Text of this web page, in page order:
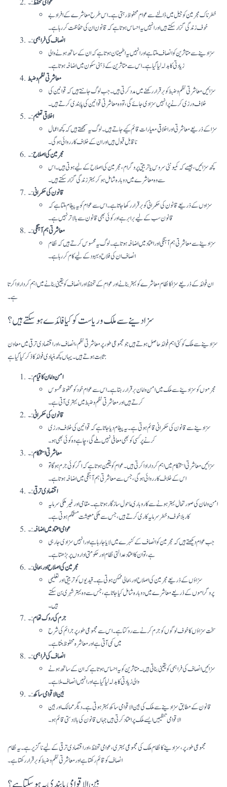
عوامی تحفظ:۔
خطرناک مجرمین کو جیل میں ڈالنے سے عوام محفوظ رہتی ہے۔ اس طرح معاشرے کے افراد بے
خوف زندگی گزار سکتے ہیں اور انہیں یہ احساس ہوتا ہے کہ قانون ان کی حفاظت کر رہا ہے۔
انصاف کی فراہمی:۔
سزا دینے سے متاثرین کو انصاف ملتا ہے اور انہیں یہ اطمینان ہوتا ہے کہ ان کے ساتھ ہونے والی
زیادتی کا بدلہ لیا گیا ہے۔ اس سے متاثرین کے ذہنی سکون میں اضافہ ہوتا ہے۔
معاشرتی نظم و ضبط
سزائیں معاشرتی نظم و ضبط کو برقرار رکھنے میں مدد کرتی ہیں۔ جب لوگ جانتے ہیں کہ قوانین کی
خلاف ورزی کرنے پر انہیں سزا دی جائے گی، تو وہ معاشرتی قوانین کی پابندی کرتے ہیں۔
اخلاقی تعلیم:۔
سزا کے ذریعے معاشرتی اور اخلاقی معیارات قائم کیے جاتے ہیں۔ لوگ یہ سمجھتے ہیں کہ کچھ اعمال
ناقابل قبول ہیں اور ان کے خلاف کارروائی ہوگی۔
مجرمین کی اصلاح:۔
کچھ سزائیں، جیسے کہ کمیونٹی سروس یا تربیتی پروگرام، مجرمین کی اصلاح کے لیے ہوتی ہیں۔ اس
سے وہ معاشرے میں دوبارہ شامل ہو کر بہتر زندگی گزار سکتے ہیں۔
قانون کی حکمرانی:۔
سزاوں کے ذریعے قانون کی حکمرانی کو برقرار رکھا جاتا ہے۔ اس سے عوام کو یہ پیغام ملتا ہے کہ
قانون سب کے لیے برابر ہے اور کوئی بھی قانون سے بالاتر نہیں ہے۔
معاشرتی ہم آہنگی:۔
سزا دینے سے معاشرتی ہم آہنگی اور اعتماد میں اضافہ ہوتا ہے۔ لوگ یہ محسوس کرتے ہیں کہ نظام
انصاف ان کی فلاح و بہبود کے لیے کام کر رہا ہے۔
ان فوائد کے ذریعے سزا کا نظام معاشرے کو بہتر بنانے اور عوام کے تحفظ اور انصاف کو یقینی بنانے میں اہم کردار ادا کرتا
ہے۔
سزا دینے سے ملک و ریاست کو کیا فائدے ہو سکتے ہیں؟
سزا دینے سے ملک کو کئی اہم فوائد حاصل ہوتے ہیں جو مجموعی طور پر معاشرتی نظم، انصاف، اور اقتصادی ترقی میں معاون
ثابت ہوتے ہیں۔ یہاں کچھ بنیادی فوائد کا ذکر کیا گیا ہے:
امن و امان کا قیام:۔
مجرموں کو سزا دینے سے ملک میں امن و امان برقرار رہتا ہے۔ اس سے عوام خود کو محفوظ محسوس
کرتے ہیں اور معاشرتی نظم و ضبط میں بہتری آتی ہے۔
قانون کی حکمرانی:۔
سزا دینے سے قانون کی حکمرانی قائم ہوتی ہے۔ یہ پیغام دیا جاتا ہے کہ قوانین کی خلاف ورزی
کرنے پر کسی کو بھی معافی نہیں ملے گی، چاہے وہ کوئی بھی ہو۔
معاشرتی استحکام:۔
سزائیں معاشرتی استحکام میں اہم کردار ادا کرتی ہیں۔ عوام کو یقین ہوتا ہے کہ اگر کوئی جرم ہوگا تو
اس کے خلاف کارروائی ہوگی، جس سے معاشرتی ہم آہنگی میں اضافہ ہوتا ہے۔
اقتصادی ترقی:۔
امن و امان کی صورتحال بہتر ہونے سے کاروباری ماحول سازگار ہوتا ہے۔ مقامی اور غیر ملکی سرمایہ
کار بلا خوف و خطر سرمایہ کاری کرتے ہیں، جس سے ملکی معیشت مستحکم ہوتی ہے۔
عوامی اعتماد میں اضافہ:۔
جب عوام دیکھتے ہیں کہ مجرمین کو انصاف کے کٹہرے میں لایا جا رہا ہے اور انہیں سزا دی جا رہی
ہے، تو ان کا اعتماد عدالتی نظام اور حکومتی اداروں پر بڑھتا ہے۔
مجرمین کی اصلاح اور بحالی:۔
سزاؤں کے ذریعے مجرمین کی اصلاح اور بحالی ممکن ہوتی ہے۔ قیدیوں کو تربیتی اور تعلیمی
پروگراموں کے ذریعے معاشرے میں دوبارہ شامل کیا جاتا ہے، جس سے وہ بہتر شہری بن سکتے
ہیں۔
جرم کی روک تھام:۔
سخت سزاؤں کا خوف لوگوں کو جرم کرنے سے روکتا ہے۔ اس سے مجموعی طور پر جرائم کی شرح
میں کمی آتی ہے اور معاشرہ محفوظ بنتا ہے۔
انصاف کی فراہمی:۔
سزائیں انصاف کی فراہمی کو یقینی بناتی ہیں۔ متاثرین کو یہ احساس ہوتا ہے کہ ان کے ساتھ ہونے
والی زیادتی کا بدلہ لیا گیا ہے اور انہیں انصاف ملا ہے۔
بین الاقوامی ساکھ:۔
قانون کے مطابق سزا دینے سے ملک کی بین الاقوامی ساکھ بہتر ہوتی ہے۔ دیگر ممالک اور بین
الاقوامی تنظیمیں ایسے ملک پر اعتماد کرتی ہیں جہاں قانون کی بالادستی قائم ہو۔
مجموعی طور پر، سزا دینے کا نظام ملک کی مجموعی بہتری، عوامی تحفظ، اور اقتصادی ترقی کے لیے ناگزیر ہے۔ یہ نظام
انصاف کو قائم رکھتا ہے اور معاشرتی نظم و ضبط کو برقرار رکھتا ہے۔